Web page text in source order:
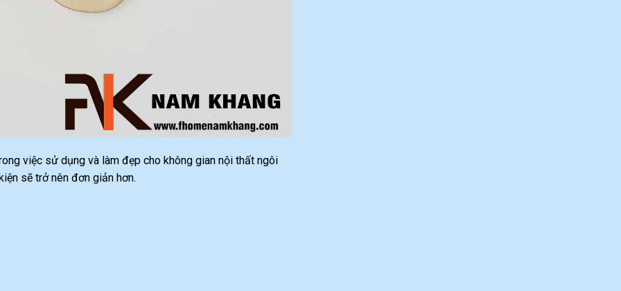
việc sử dụng và làm đẹp cho không gian nội thất ngôi
sẽ trở nên đơn giản hơn.